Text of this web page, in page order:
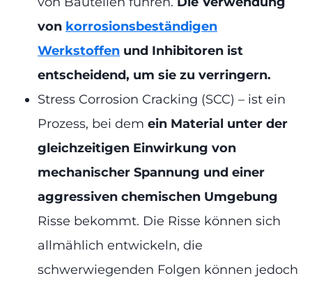
von korrosionsbeständigen
Werkstoffen und Inhibitoren ist
entscheidend, um sie zu verringern.
Stress Corrosion Cracking (SCC) – ist ein
Prozess, bei dem ein Material unter der
gleichzeitigen Einwirkung von
mechanischer Spannung und einer
aggressiven chemischen Umgebung
Risse bekommt. Die Risse können sich
allmählich entwickeln, die
schwerwiegenden Folgen können jedoch